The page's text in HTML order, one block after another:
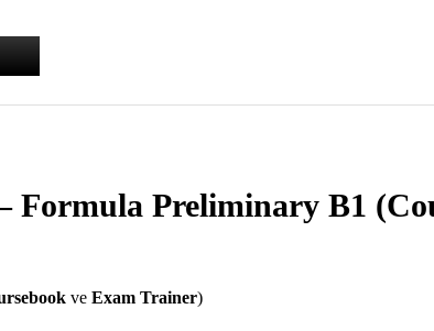
Formula Preliminary B1
ve Exam Trainer)